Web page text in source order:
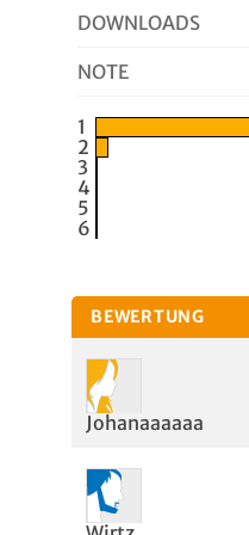
DOWNLOADS
NOTE
1
2
3
4
5
6
BEWERTUNG
Johanaaaaaa